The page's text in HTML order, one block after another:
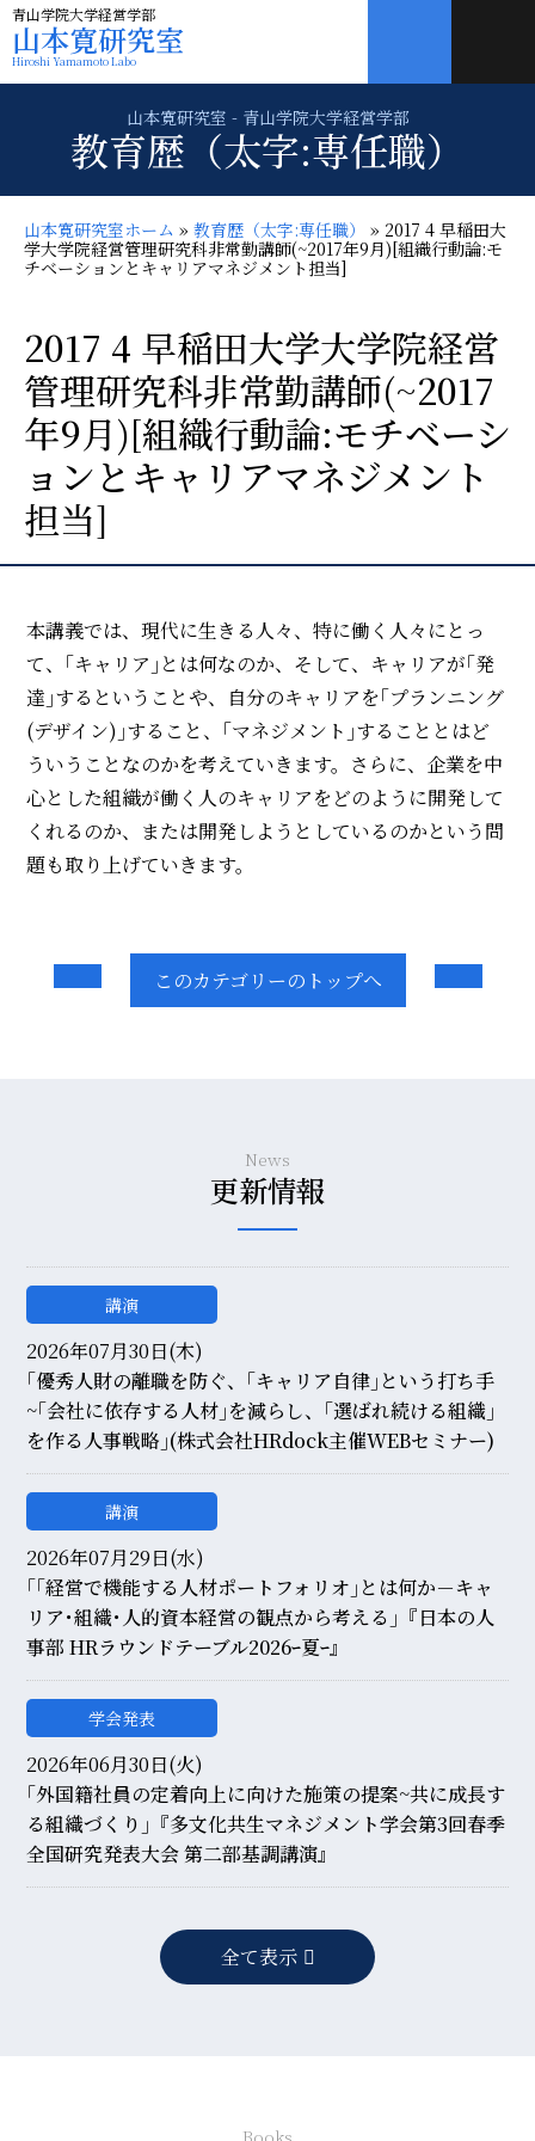
青山学院大学経営学部
山本寛研究室
Hiroshi Yamamoto Labo
教育歴（太字:専任職）
山本寛研究室ホーム » 教育歴（太字:専任職） » 2017 4 早稲田大
学大学院経営管理研究科非常勤講師(~2017年9月)[組織行動論:モ
チベーションとキャリアマネジメント担当]
2017 4 早稲田大学大学院経営
管理研究科非常勤講師(~2017
年9月)[組織行動論:モチベーシ
ョンとキャリアマネジメント
担当]
本講義では、現代に生きる人々、特に働く人々にとっ
て、｢キャリア｣とは何なのか、そして、キャリアが｢発
達｣するということや、自分のキャリアを｢プランニング
(デザイン)｣すること、｢マネジメント｣することとはど
ういうことなのかを考えていきます。さらに、企業を中
心とした組織が働く人のキャリアをどのように開発して
くれるのか、または開発しようとしているのかという問
題も取り上げていきます。
このカテゴリーのトップへ
News
更新情報
講演
2026年07月30日(木)
｢優秀人財の離職を防ぐ、｢キャリア自律｣という打ち手
~｢会社に依存する人材｣を減らし、｢選ばれ続ける組織｣
を作る人事戦略｣(株式会社HRdock主催WEBセミナー)
講演
2026年07月29日(水)
｢｢経営で機能する人材ポートフォリオ｣とは何か－キャ
リア･組織･人的資本経営の観点から考える｣『日本の人
事部 HRラウンドテーブル2026ｰ夏ｰ』
学会発表
2026年06月30日(火)
｢外国籍社員の定着向上に向けた施策の提案~共に成長す
る組織づくり｣『多文化共生マネジメント学会第3回春季
全国研究発表大会 第二部基調講演』
全て表示
Books